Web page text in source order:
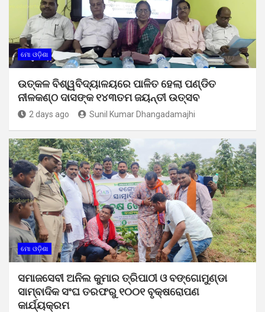
ମୋ ଓଡ଼ିଶା
ଉତ୍କଳ ବିଶ୍ୱବିଦ୍ୟାଳୟରେ ପାଳିତ ହେଲା ପଣ୍ଡିତ
ନୀଳକଣ୍ଠ ଦାସଙ୍କ ୧୪୩ତମ ଜୟନ୍ତୀ ଉତ୍ସବ
2 days ago Sunil Kumar Dhangadamajhi
ମୋ ଓଡ଼ିଶା
ସମାଜସେବୀ ଅନିଲ କୁମାର ତ୍ରିପାଠୀ ଓ ବଙ୍ଗୋମୁଣ୍ଡା
ସାମ୍ବାଦିକ ସଂଘ ତରଫରୁ ୧୦୦୧ ବୃକ୍ଷରୋପଣ
କାର୍ଯ୍ୟକ୍ରମ